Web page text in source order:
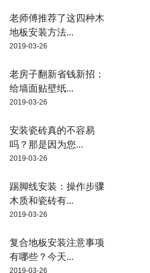
老师傅推荐了这四种木
地板安装方法...
2019-03-26
老房子翻新省钱新招：
给墙面贴壁纸...
2019-03-26
安装瓷砖真的不容易
吗？那是因为您...
2019-03-26
踢脚线安装：操作步骤
木质和瓷砖有...
2019-03-26
复合地板安装注意事项
有哪些？今天...
2019-03-26